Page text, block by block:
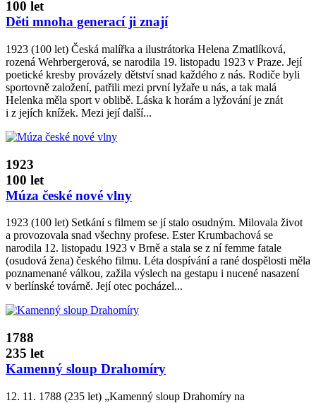
100 let
Děti mnoha generací ji znají
1923 (100 let) Česká malířka a ilustrátorka Helena Zmatlíková,
rozená Wehrbergerová, se narodila 19. listopadu 1923 v Praze. Její
poetické kresby provázely dětství snad každého z nás. Rodiče byli
sportovně založení, patřili mezi první lyžaře u nás, a tak malá
Helenka měla sport v oblibě. Láska k horám a lyžování je znát
i z jejích knížek. Mezi její další...
1923
100 let
Múza české nové vlny
1923 (100 let) Setkání s filmem se jí stalo osudným. Milovala život
a provozovala snad všechny profese. Ester Krumbachová se
narodila 12. listopadu 1923 v Brně a stala se z ní femme fatale
(osudová žena) českého filmu. Léta dospívání a rané dospělosti měla
poznamenané válkou, zažila výslech na gestapu i nucené nasazení
v berlínské továrně. Její otec pocházel...
1788
235 let
Kamenný sloup Drahomíry
12. 11. 1788 (235 let) „Kamenný sloup Drahomíry na